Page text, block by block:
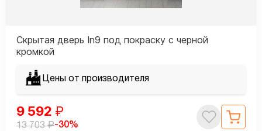
Скрытая дверь In9 под покраску с черной
кромкой
Цены от производителя
9 592 ₽
13 703₽-30%